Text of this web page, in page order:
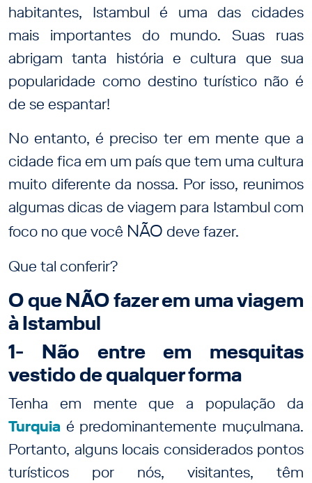
habitantes, Istambul é uma das cidades
mais importantes do mundo. Suas ruas
abrigam tanta história e cultura que sua
popularidade como destino turístico não é
de se espantar!
No entanto, é preciso ter em mente que a
cidade fica em um país que tem uma cultura
muito diferente da nossa. Por isso, reunimos
algumas dicas de viagem para Istambul com
foco no que você NÃO deve fazer.
Que tal conferir?
O que NÃO fazer em uma viagem
à Istambul
1- Não entre em mesquitas
vestido de qualquer forma
Tenha em mente que a população da
Turquia é predominantemente muçulmana.
Portanto, alguns locais considerados pontos
turísticos por nós, visitantes, têm